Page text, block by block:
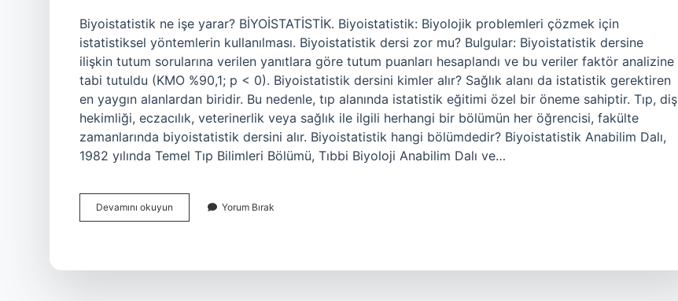
Biyoistatistik ne işe yarar? BİYOİSTATİSTİK. Biyoistatistik: Biyolojik problemleri çözmek için
istatistiksel yöntemlerin kullanılması. Biyoistatistik dersi zor mu? Bulgular: Biyoistatistik dersine
ilişkin tutum sorularına verilen yanıtlara göre tutum puanları hesaplandı ve bu veriler faktör analizine
tabi tutuldu (KMO %90,1; p < 0). Biyoistatistik dersini kimler alır? Sağlık alanı da istatistik gerektiren
en yaygın alanlardan biridir. Bu nedenle, tıp alanında istatistik eğitimi özel bir öneme sahiptir. Tıp, diş
hekimliği, eczacılık, veterinerlik veya sağlık ile ilgili herhangi bir bölümün her öğrencisi, fakülte
zamanlarında biyoistatistik dersini alır. Biyoistatistik hangi bölümdedir? Biyoistatistik Anabilim Dalı,
1982 yılında Temel Tıp Bilimleri Bölümü, Tıbbi Biyoloji Anabilim Dalı ve…
Devamını okuyun Biyoistatistik
Önemi
Yorum Bırak